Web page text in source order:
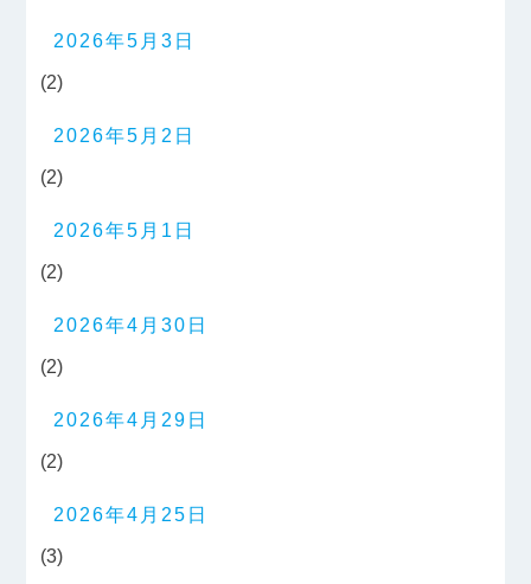
2026年5月3日
(2)
2026年5月2日
(2)
2026年5月1日
(2)
2026年4月30日
(2)
2026年4月29日
(2)
2026年4月25日
(3)